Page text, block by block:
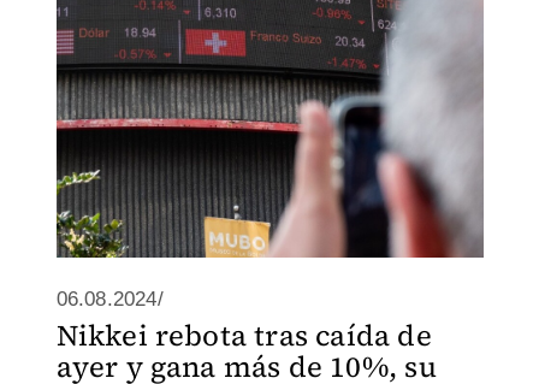
06.08.2024/
Nikkei rebota tras caída de
ayer y gana más de 10%, su